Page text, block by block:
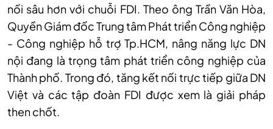
nối sâu hơn với chuỗi FDI. Theo ông Trần Văn Hòa,
Quyền Giám đốc Trung tâm Phát triển Công nghiệp
- Công nghiệp hỗ trợ Tp.HCM, nâng năng lực DN
nội đang là trọng tâm phát triển công nghiệp của
Thành phố. Trong đó, tăng kết nối trực tiếp giữa DN
Việt và các tập đoàn FDI được xem là giải pháp
then chốt.